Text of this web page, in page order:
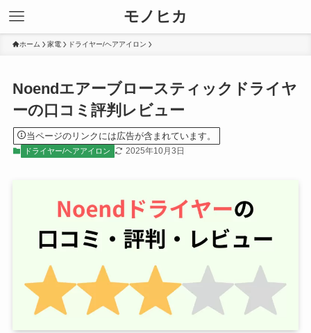
モノヒカ
ホーム 家電 ドライヤー/ヘアアイロン
Noendエアーブロースティックドライヤ
ーの口コミ評判レビュー
当ページのリンクには広告が含まれています。
ドライヤー/ヘアアイロン 2025年10月3日